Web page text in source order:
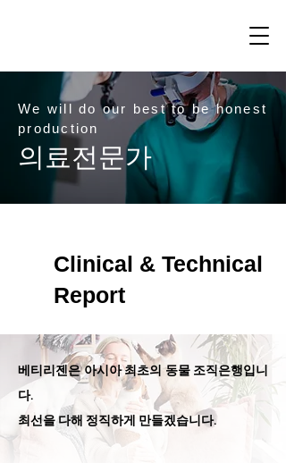
We will do our best to be honest
production
의료전문가
Clinical & Technical
Report
베티리젠은 아시아 최초의 동물 조직은행입니
다.
​최선을 다해 정직하게 만들겠습니다.